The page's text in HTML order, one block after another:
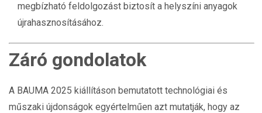
megbízható feldolgozást biztosít a helyszíni anyagok
újrahasznosításához.
Záró gondolatok
A BAUMA 2025 kiállításon bemutatott technológiai és
műszaki újdonságok egyértelműen azt mutatják, hogy az